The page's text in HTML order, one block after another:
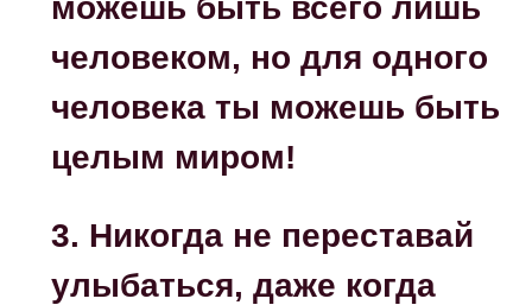
можешь быть всего лишь
человеком, но для одного
человека ты можешь быть
целым миром!
3. Никогда не переставай
улыбаться, даже когда